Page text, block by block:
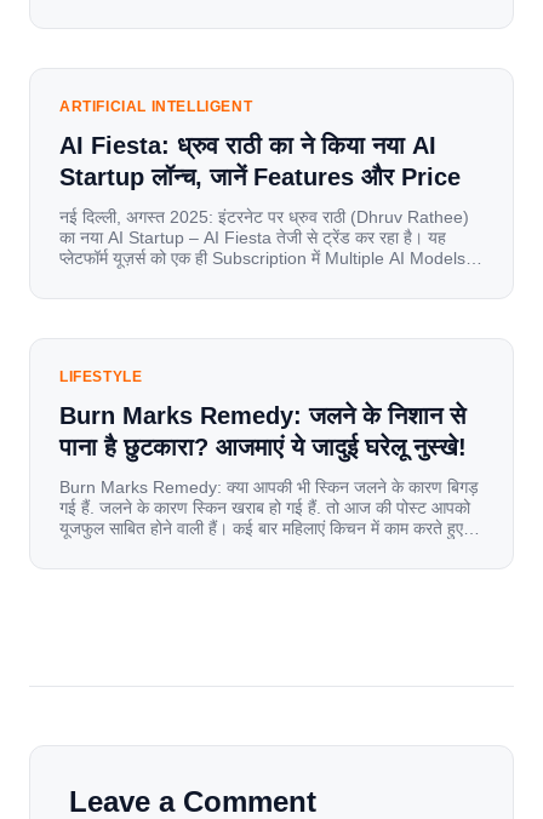
mobile data, affordable smartphones, and high-speed
has become a mobile-first market where consumers
ARTIFICIAL INTELLIGENT
AI Fiesta: ध्रुव राठी का ने किया नया AI
Startup लॉन्च, जानें Features और Price
नई दिल्ली, अगस्त 2025: इंटरनेट पर ध्रुव राठी (Dhruv Rathee)
का नया AI Startup – AI Fiesta तेजी से ट्रेंड कर रहा है। यह
प्लेटफॉर्म यूज़र्स को एक ही Subscription में Multiple AI Models
यूज़र्स का जबरदस्त रिस्पॉन्स लॉन्च के तुरंत […]
LIFESTYLE
Burn Marks Remedy: जलने के निशान से
पाना है छुटकारा? आजमाएं ये जादुई घरेलू नुस्खे!
Burn Marks Remedy: क्या आपकी भी स्किन जलने के कारण बिगड़
गई हैं. जलने के कारण स्किन खराब हो गई हैं. तो आज की पोस्ट आपको
यूजफुल साबित होने वाली हैं। कई बार महिलाएं किचन में काम करते हुए
[…]
Leave a Comment